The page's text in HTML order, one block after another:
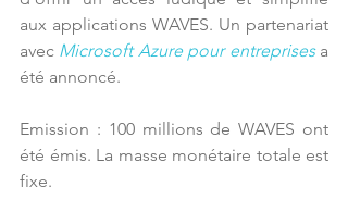
aux applications WAVES. Un partenariat
avec Microsoft Azure pour entreprises a
été annoncé.
Emission : 100 millions de WAVES ont
été émis. La masse monétaire totale est
fixe.